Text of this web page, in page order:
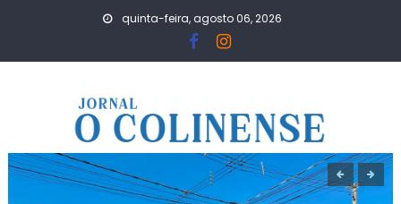
quinta-feira, agosto 06, 2026